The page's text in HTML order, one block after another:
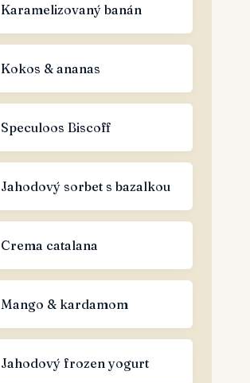
Karamelizovaný banán
Kokos & ananas
Speculoos Biscoff
Jahodový sorbet s bazalkou
Crema catalana
Mango & kardamom
Jahodový frozen yogurt